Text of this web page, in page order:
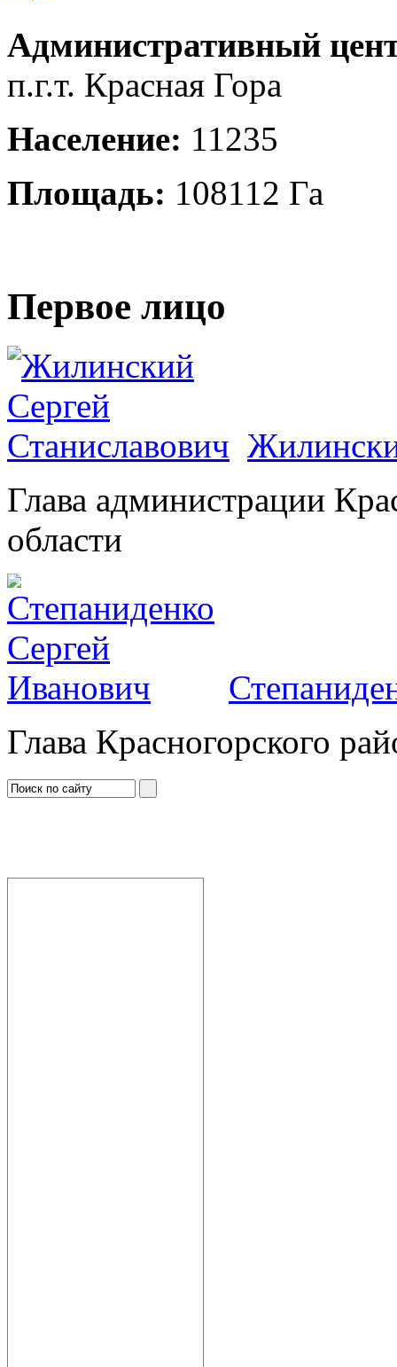
Административный
п.г.т. Красная Гора
Население: 11235
Площадь: 108112 Га
Первое лицо
Глава администрации
области
Глава Красногорского